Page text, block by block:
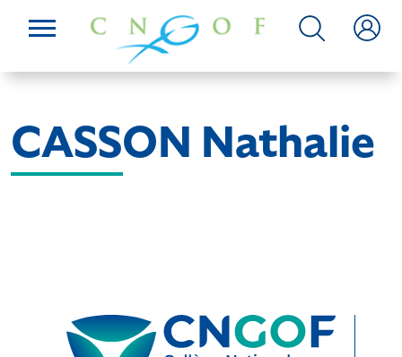
CASSON Nathalie